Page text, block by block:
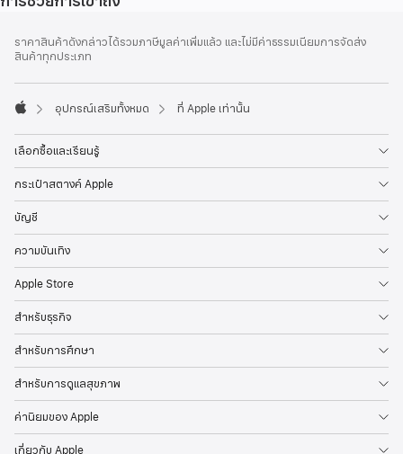
ท้าย
เชิงอรรถ
ราคาสินค้าดังกล่าวได้รวมภาษีมูลค่าเพิ่มแล้ว และไม่มีค่าธรรมเนียมการจัดส่ง
สินค้าทุกประเภท
อุปกรณ์เสริมทั้งหมด ที่ Apple เท่านั้น
เลือกซื้อและเรียนรู้
กระเป๋าสตางค์ Apple
บัญชี
ความบันเทิง
Apple Store
สำหรับธุรกิจ
สำหรับการศึกษา
สำหรับการดูแลสุขภาพ
ค่านิยมของ Apple
เกี่ยวกับ Apple